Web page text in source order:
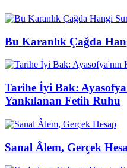
Bu Karanlık Çağda
Tarihe İyi Bak:
Yankılanan Fetih Ruhu
Sanal Âlem, Gerçek